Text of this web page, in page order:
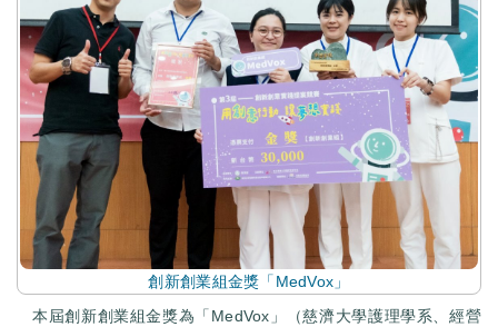
創新創業組金獎「MedVox」
本屆創新創業組金獎為「MedVox」（慈濟大學護理學系、經營